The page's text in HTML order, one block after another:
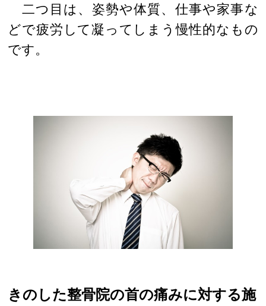
二つ目は、姿勢や体質、仕事や家事な
どで疲労して凝ってしまう慢性的なもの
です。
きのした整骨院の首の痛みに対する施